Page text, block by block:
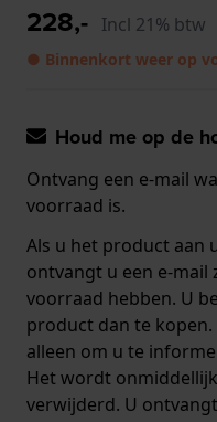
228,- Incl 21% btw
● Binnenkort weer op
Houd me op de
Ontvang een e-mail
voorraad is.
Als u het product aan
ontvangt u een e-mail
voorraad hebben. U
product dan te
alleen om u te
Het wordt
verwijderd. U